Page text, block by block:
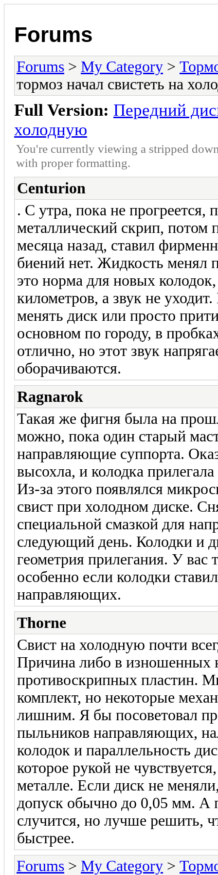
Forums
Forums > My Category >
тормоз начал свистеть на
Full Version: Передний
холодную
You're currently viewing a stripped
with proper formatting.
Centurion
. С утра, пока не
металлический скрип, потом
месяца назад, ставил
биений нет. Жидкость менял
это норма для новых
километров, а звук не
менять диск или просто
основном по городу, в
отлично, но этот звук
оборачиваются.
Ragnarok
Такая же фигня была на
можно, пока один старый
направляющие суппорта.
высохла, и колодка
Из-за этого появлялся
свист при холодном диске.
специальной смазкой для
следующий день. Колодки и
геометрия прилегания. У вас
особенно если колодки
направляющих.
Thorne
Свист на холодную почти
Причина либо в изношенных
противоскрипных пластин.
комплект, но некоторые
лишним. Я бы посоветовал
пыльников направляющих,
колодок и параллельность
которое рукой не
металле. Если диск не
допуск обычно до 0,05 мм. А
случится, но лучше решить,
быстрее.
Forums > My Category >